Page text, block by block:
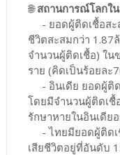
🌐สถานการณ์โลกใ
- ยอดผู้ติดเชื้อสะ
ชีวิตสะสมกว่า 1.87
จำนวนผู้ติดเชื้อ) ใ
ราย (คิดเป็นร้อยละ
- อินเดีย ยอดผู้ติด
โดยมีจำนวนผู้ติดเชื้
รักษาหายในอินเดีย
- ไทยมียอดผู้ติดเ
เสียชีวิตอยู่ที่อันดับ